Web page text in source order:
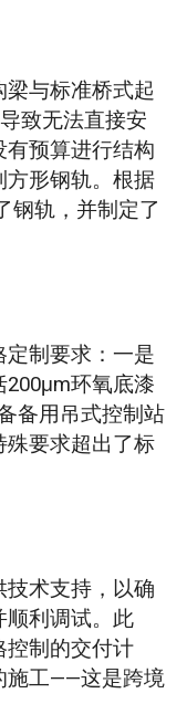
与标准桥式起
致无法直接安
预算进行结构
形钢轨。根据
钢轨，并制定了
制要求：一是
环氧底漆
备用吊式控制站
要求超出了标
术支持，以确
利调试。此
制的交付计
施工——这是跨境